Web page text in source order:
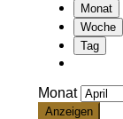
Monat
Woche
Tag
Monat